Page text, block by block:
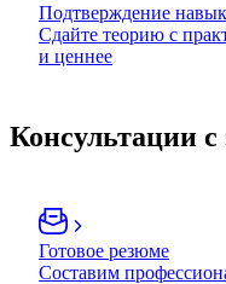
Подтверждение
Сдайте теорию с
и ценнее
Консультации с
Готовое резюме
Составим